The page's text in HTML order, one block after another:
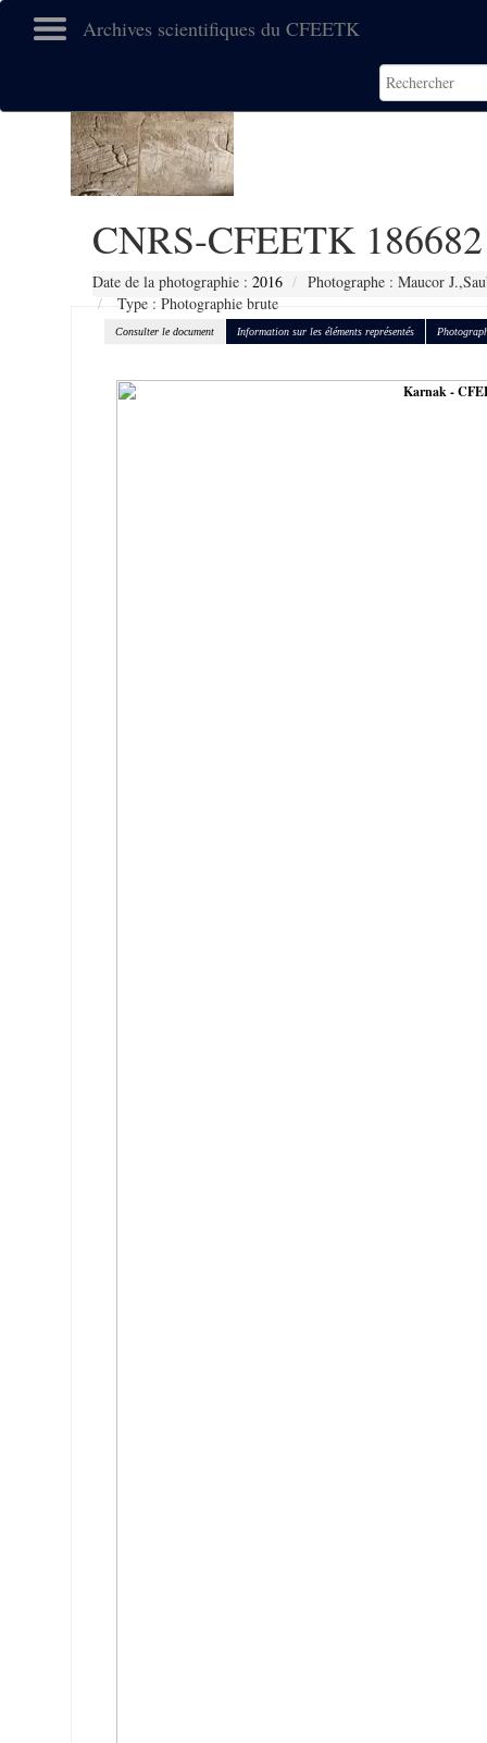
Archives scientifiques du CFEETK
CNRS-CFEETK 186682
Date de la photographie : 2016
Photographe : Maucor
Type : Photographie brute
Consulter le document Information sur les éléments représentés